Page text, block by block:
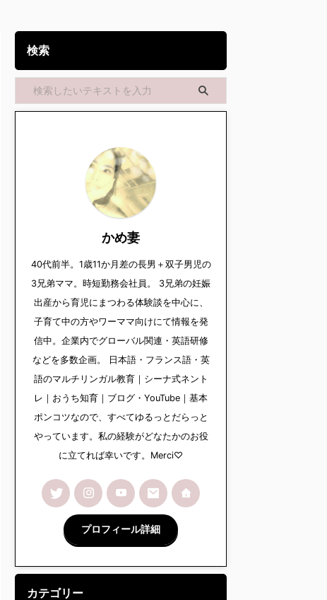
検索
かめ妻
40代前半。1歳11か月差の長男＋双子男児の
3兄弟ママ。時短勤務会社員。 3兄弟の妊娠
出産から育児にまつわる体験談を中心に、
子育て中の方やワーママ向けにて情報を発
信中。企業内でグローバル関連・英語研修
などを多数企画。 日本語・フランス語・英
語のマルチリンガル教育｜シーナ式ネント
レ｜おうち知育｜ブログ・YouTube｜基本
ポンコツなので、すべてゆるっとだらっと
やっています。私の経験がどなたかのお役
に立てれば幸いです。Merci♡
プロフィール詳細
カテゴリー